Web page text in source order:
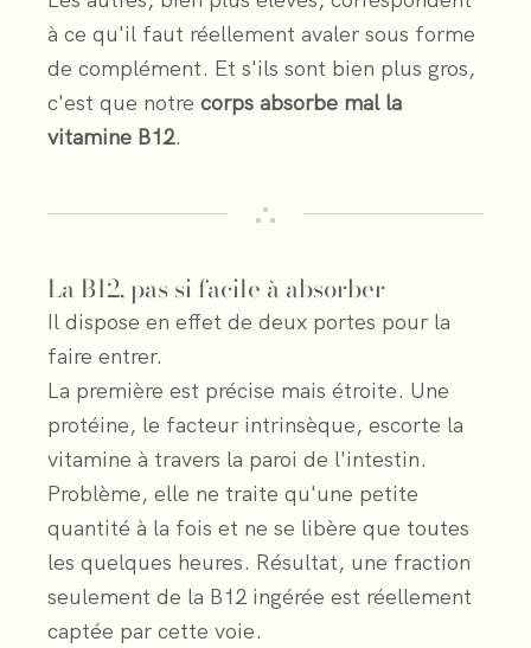
à ce qu'il faut réellement avaler sous forme
de complément. Et s'ils sont bien plus gros,
c'est que notre corps absorbe mal la
vitamine B12.
La B12, pas si facile à absorber
Il dispose en effet de deux portes pour la
faire entrer.
La première est précise mais étroite. Une
protéine, le facteur intrinsèque, escorte la
vitamine à travers la paroi de l'intestin.
Problème, elle ne traite qu'une petite
quantité à la fois et ne se libère que toutes
les quelques heures. Résultat, une fraction
seulement de la B12 ingérée est réellement
captée par cette voie.